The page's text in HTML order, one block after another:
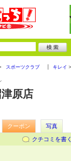
スポーツクラブ キレイ
原店
クーポン
写真
クチコミを書く